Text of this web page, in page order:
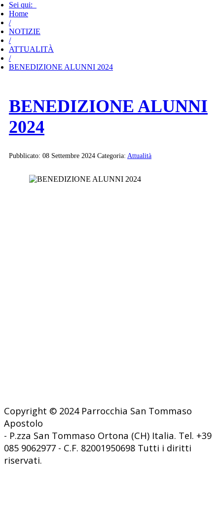
Sei qui:
Home
/
NOTIZIE
/
ATTUALITÀ
/
BENEDIZIONE ALUNNI 2024
BENEDIZIONE ALUNNI
2024
Pubblicato: 08 Settembre 2024 Categoria: Attualità
Copyright © 2024 Parrocchia San Tommaso
Apostolo
- P.zza San Tommaso Ortona (CH) Italia. Tel. +39
085 9062977 - C.F. 82001950698 Tutti i diritti
riservati.